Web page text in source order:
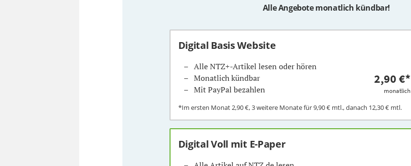
Alle Angebote monatlich kündbar!
Digital Basis Website
Alle NTZ+-Artikel lesen oder hören
Monatlich kündbar
Mit PayPal bezahlen
2,90 €*
monatlich
*Im ersten Monat2,90 €, 3 weitere Monate für9,90 €mtl., danach 12,30 €mtl.
Digital Voll mit E-Paper